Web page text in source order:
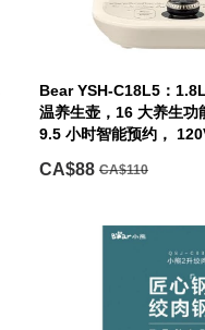
Bear YSH-C18L5：
温养生壶，16 大养生功
9.5 小时智能预约，
CA$88 CA$110